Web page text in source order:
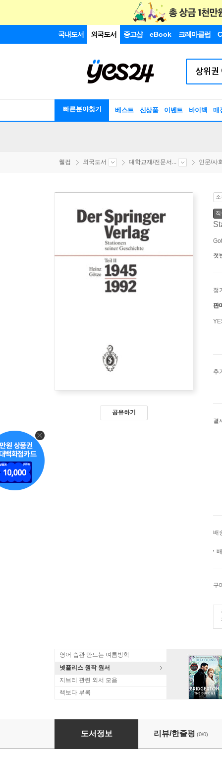
국내도서 외국도서 중고샵 eBook 크레마클럽
빠른분야찾기 베스트 신상품 이벤트 바이백 매
웰컴 외국도서 대학교재/전문서... 인문/사
공유하기
첫
정
판
추
결
배
구
영어 습관 만드는 여름방학
넷플리스 원작 원서
지브리 관련 외서 모음
책보다 부록
Der Springer-Verlag: Stationen Seiner
도서정보 리뷰/한줄평 (0/0)